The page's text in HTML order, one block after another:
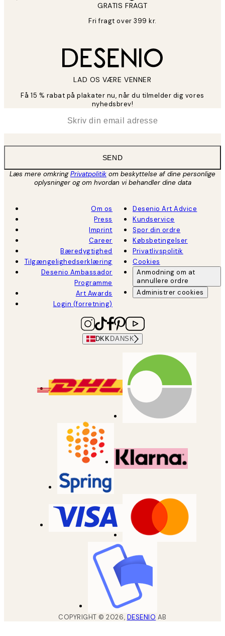
GRATIS FRAGT
Fri fragt over 399 kr.
LAD OS VÆRE VENNER
Få 15 % rabat på plakater nu, når du tilmelder dig vores
nyhedsbrev!
SEND
Læs mere omkringPrivatpolitik om beskyttelse af dine personlige
oplysninger og om hvordan vi behandler dine data
Om os
Press
Imprint
Career
Bæredygtighed
Tilgængelighedserklæring
Desenio Ambassador
Programme
Art Awards
Login (forretning)
Desenio Art Advice
Kundservice
Spor din ordre
Købsbetingelser
Privatlivspolitik
Cookies
Anmodning om at
annullere ordre
Administrer cookies
DKK DANSK
COPYRIGHT ©2026, DESENIO AB